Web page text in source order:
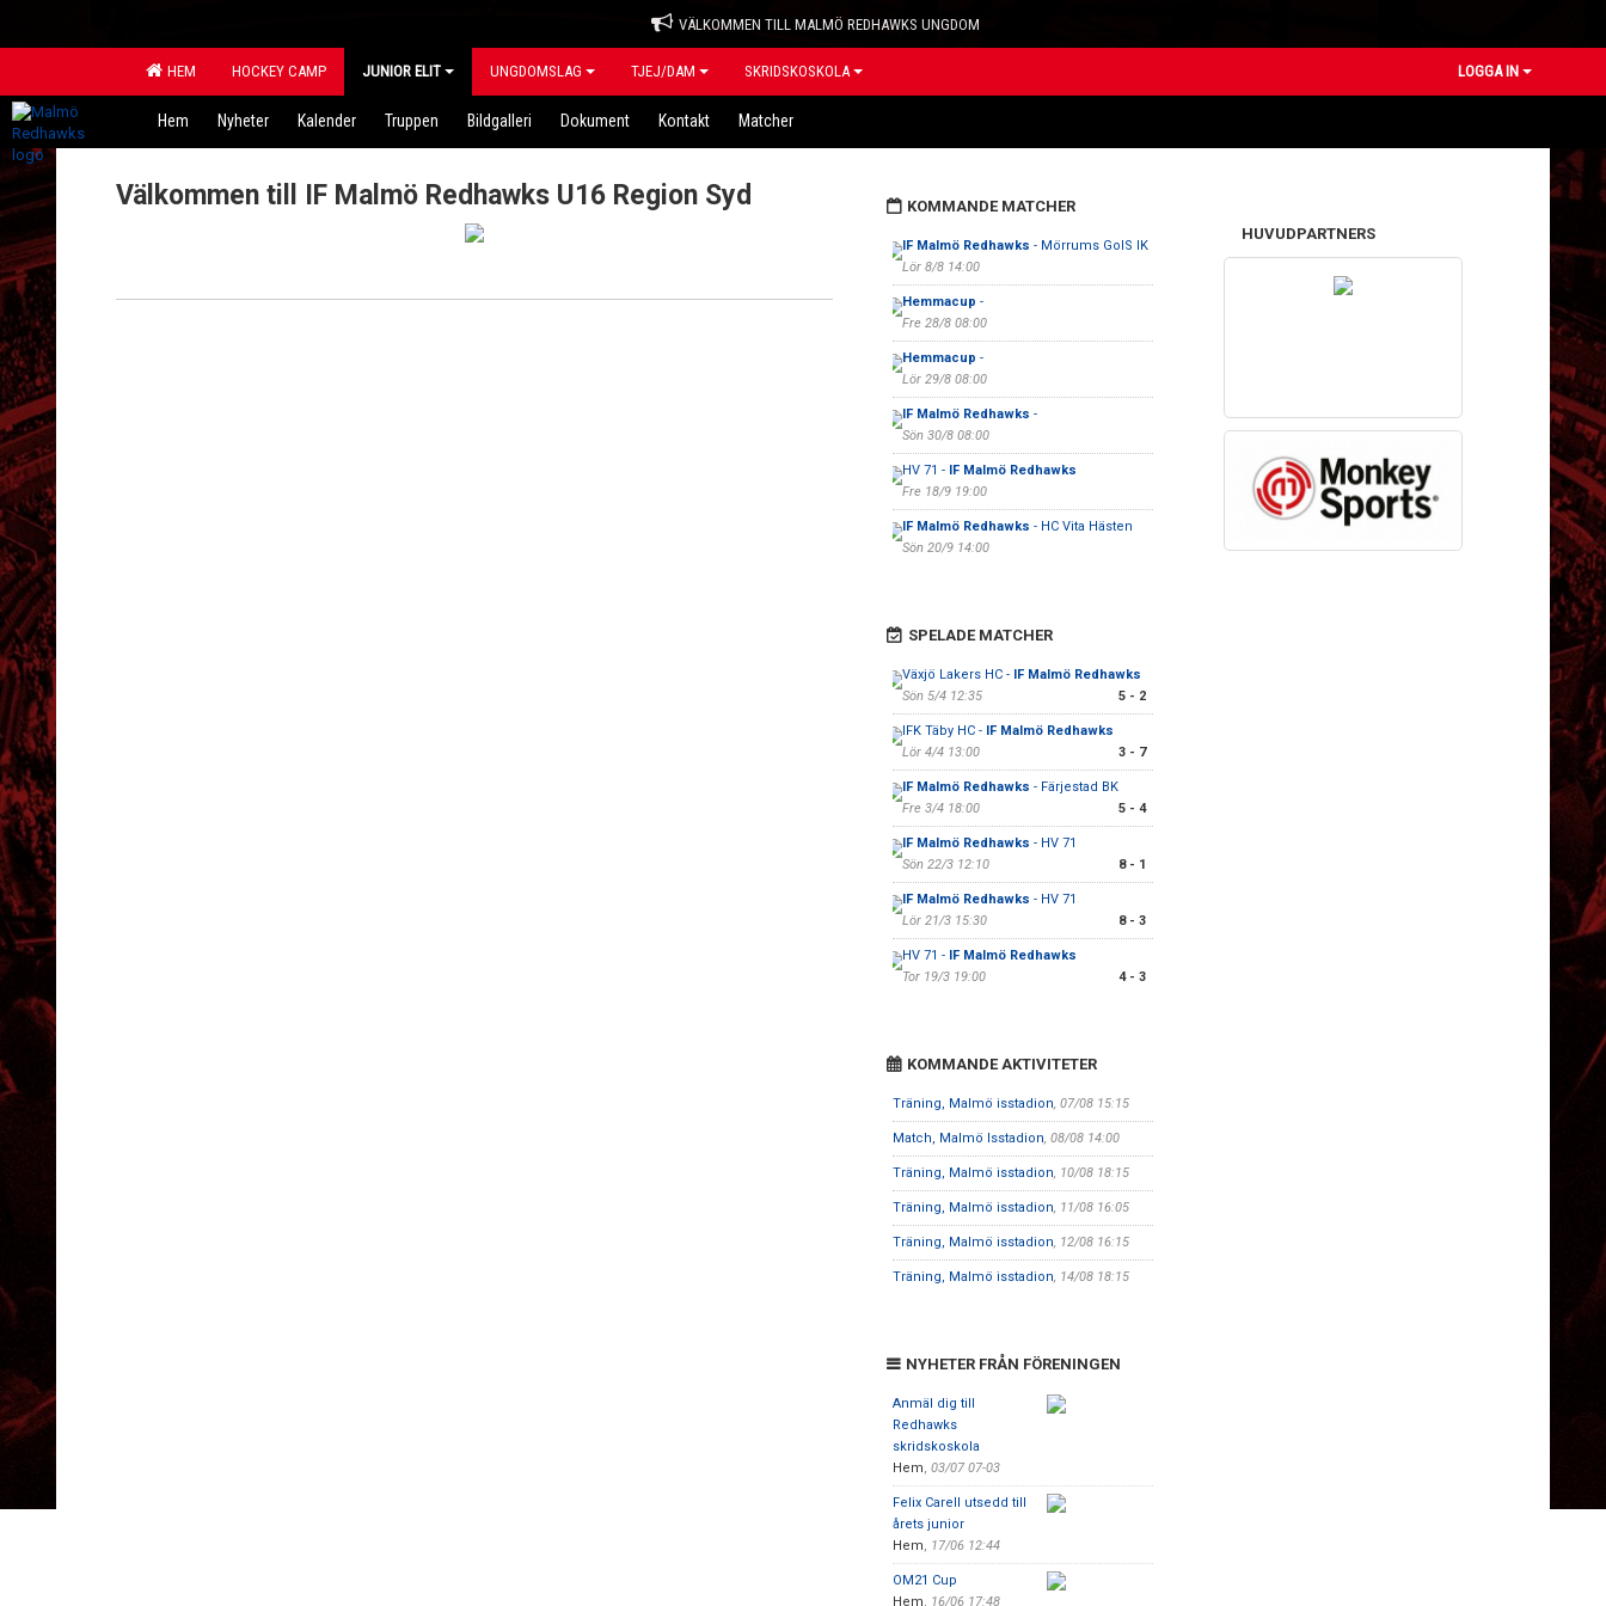
VÄLKOMMEN TILL MALMÖ REDHAWKS UNGDOM
HEM HOCKEY CAMP JUNIOR ELIT UNGDOMSLAG TJEJ/DAM SKRIDSKOSKOLA LOGGA IN
Hem Nyheter Kalender Truppen Bildgalleri Dokument Kontakt Matcher
Välkommen till IF Malmö Redhawks U16 Region Syd KOMMANDE MATCHER
IF Malmö Redhawks - Mörrums GoIS IK
Lör 8/8 14:00
Hemmacup -
Fre 28/8 08:00
Hemmacup -
Lör 29/8 08:00
IF Malmö Redhawks -
Sön 30/8 08:00
HV 71 - IF Malmö Redhawks
Fre 18/9 19:00
IF Malmö Redhawks - HC Vita Hästen
Sön 20/9 14:00
SPELADE MATCHER
Växjö Lakers HC - IF Malmö Redhawks
Sön 5/4 12:35
5 - 2
IFK Täby HC - IF Malmö Redhawks
Lör 4/4 13:00
3 - 7
IF Malmö Redhawks - Färjestad BK
Fre 3/4 18:00
5 - 4
IF Malmö Redhawks - HV 71
Sön 22/3 12:10
8 - 1
IF Malmö Redhawks - HV 71
Lör 21/3 15:30
8 - 3
HV 71 - IF Malmö Redhawks
Tor 19/3 19:00
4 - 3
KOMMANDE AKTIVITETER
Träning, Malmö isstadion, 07/08 15:15
Match, Malmö Isstadion, 08/08 14:00
Träning, Malmö isstadion, 10/08 18:15
Träning, Malmö isstadion, 11/08 16:05
Träning, Malmö isstadion, 12/08 16:15
Träning, Malmö isstadion, 14/08 18:15
NYHETER FRÅN FÖRENINGEN
Anmäl dig till
Redhawks
skridskoskola
Hem, 03/07 07-03
Felix Carell utsedd till
årets junior
Hem, 17/06 12:44
OM21 Cup
Hem, 16/06 17:48
HUVUDPARTNERS